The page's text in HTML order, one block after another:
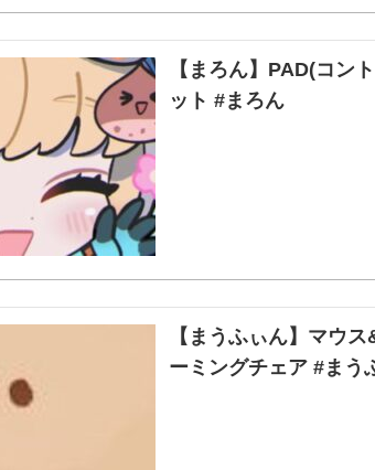
【まろん】PAD(コン
ット #まろん
【まうふぃん】マウ
ーミングチェア #まう